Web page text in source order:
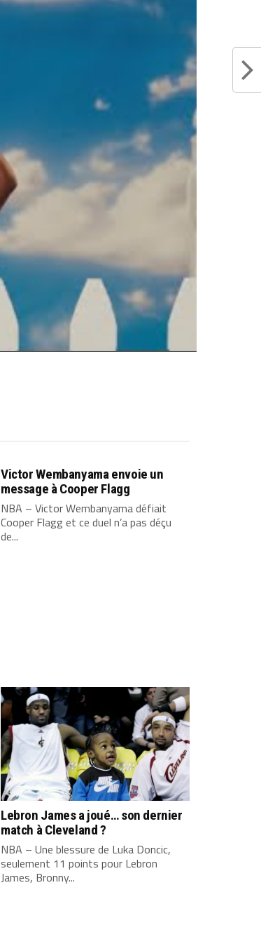
Victor Wembanyama envoie un
message à Cooper Flagg
NBA – Victor Wembanyama défiait
Cooper Flagg et ce duel n’a pas déçu
de...
Lebron James a joué… son dernier
match à Cleveland ?
NBA – Une blessure de Luka Doncic,
seulement 11 points pour Lebron
James, Bronny...